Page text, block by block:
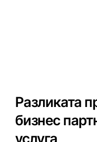
Разликата
бизнес